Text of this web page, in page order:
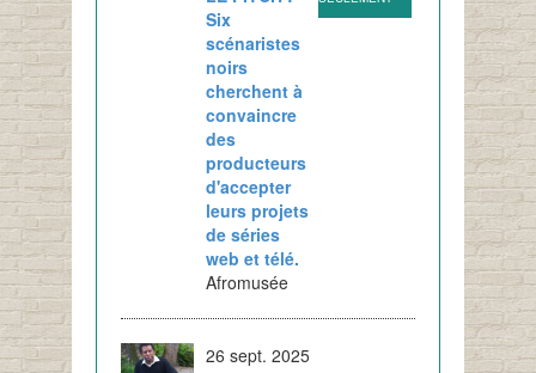
Six
scénaristes
noirs
cherchent à
convaincre
des
producteurs
d'accepter
leurs projets
de séries
web et télé.
Afromusée
26 sept. 2025